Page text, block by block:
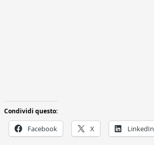
Condividi questo:
Facebook X LinkedIn